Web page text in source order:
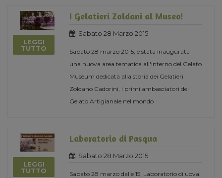
LEGGI
TUTTO
I Gelatieri Zoldani al Museo!
Sabato 28 Marzo 2015
Sabato 28 marzo 2015, è stata inaugurata
una nuova area tematica all'interno del Gelato
Museum dedicata alla storia dei Gelatieri
Zoldano Cadorini, i primi ambasciatori del
Gelato Artigianale nel mondo
LEGGI
TUTTO
Laboratorio di Pasqua
Sabato 28 Marzo 2015
Sabato 28 marzo dalle 15, Laboratorio di uova